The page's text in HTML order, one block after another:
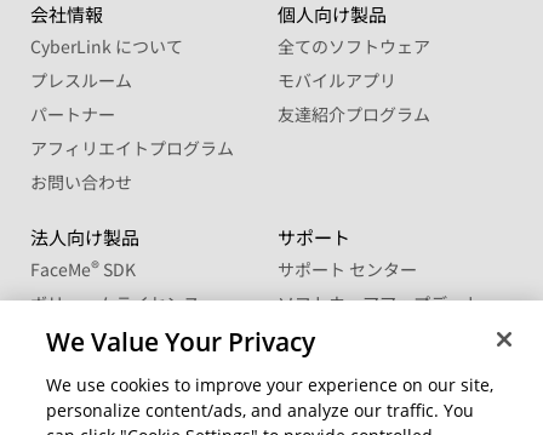
会社情報
CyberLink について
プレスルーム
パートナー
アフィリエイトプログラム
お問い合わせ
個人向け製品
全てのソフトウェア
モバイルアプリ
友達紹介プログラム
法人向け製品
FaceMe® SDK
ボリュームライセンス
学生・教職員向け優待販売
サポート
サポート センター
ソフトウェアアップデート
ラーニングセンター
コミュニティー
CyberLink メンバーサイト
地域を変更
We Value Your Privacy
We use cookies to improve your experience on our site,
personalize content/ads, and analyze our traffic. You